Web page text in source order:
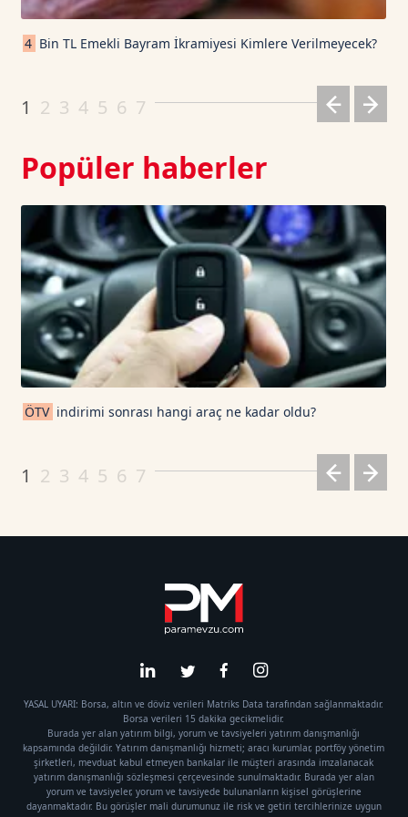
Cardano TetherUS 0.203 6.51
4 Bin TL Emekli Bayram İkramiyesi Kimlere Verilmeyecek?
1 2 3 4 5 6 7
Popüler haberler
ÖTV indirimi sonrası hangi araç ne kadar oldu?
1 2 3 4 5 6 7
YASAL UYARI: Borsa, altın ve döviz verileri Matriks Data tarafından sağlanmaktadır.
Borsa verileri 15 dakika gecikmelidir.
Burada yer alan yatırım bilgi, yorum ve tavsiyeleri yatırım danışmanlığı
kapsamında değildir. Yatırım danışmanlığı hizmeti; aracı kurumlar, portföy yönetim
şirketleri, mevduat kabul etmeyen bankalar ile müşteri arasında imzalanacak
yatırım danışmanlığı sözleşmesi çerçevesinde sunulmaktadır. Burada yer alan
yorum ve tavsiyeler, yorum ve tavsiyede bulunanların kişisel görüşlerine
dayanmaktadır. Bu görüşler mali durumunuz ile risk ve getiri tercihlerinize uygun